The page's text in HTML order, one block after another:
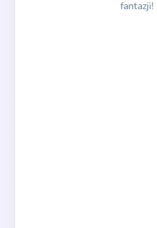
fantazji!